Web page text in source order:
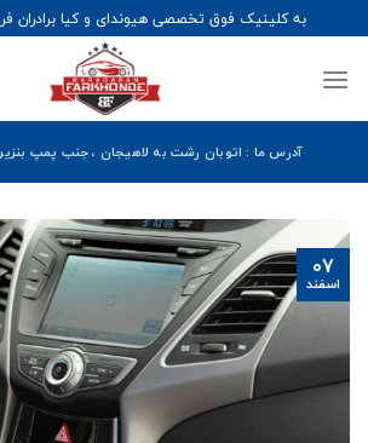
to
content
به کلینیک فوق تخصصی هیوندای و کیا برادران
آدرس ما : اتوبان رشت به لاهیجان ، جنب پمپ
07
اسفند